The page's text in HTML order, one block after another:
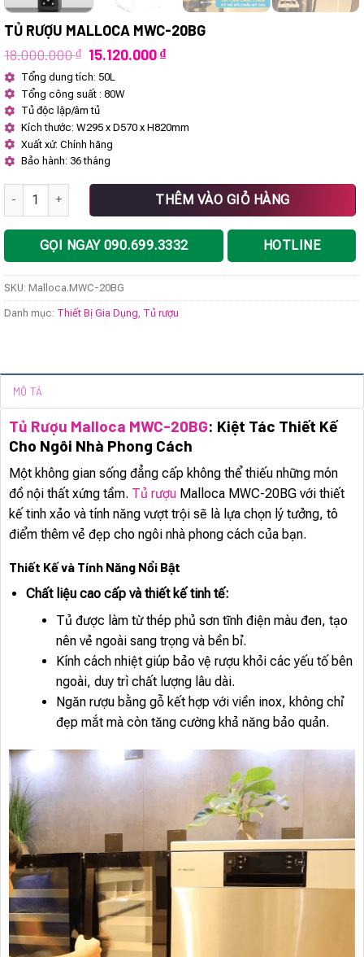
TỦ RƯỢU MALLOCA MWC-20BG
18.000.000₫ Giá
gốc
là:
18.000.000 ₫.
15.120.000₫Giá
Tổng dung tích: 50L
Tổng công suất : 80W
Tủ độc lập/âm tủ
Kích thước: W295 x D570 x H820mm
Xuất xứ: Chính hãng
Bảo hành: 36 tháng
Tủ rượu Malloca MWC-20BG số lượngTHÊM VÀO GIỎ HÀNG
GỌI NGAY 090.699.3332 HOTLINE
SKU: Malloca.MWC-20BG
Danh mục: Thiết Bị Gia Dụng Tủ rượu
MÔ TẢ
Tủ Rượu Malloca MWC-20BG: Kiệt Tác Thiết Kế
Cho Ngôi Nhà Phong Cách
Một không gian sống đẳng cấp không thể thiếu những món
đồ nội thất xứng tầm. Tủ rượu Malloca MWC-20BG với thiết
kế tinh xảo và tính năng vượt trội sẽ là lựa chọn lý tưởng, tô
điểm thêm vẻ đẹp cho ngôi nhà phong cách của bạn.
Thiết Kế và Tính Năng Nổi Bật
Chất liệu cao cấp và thiết kế tinh tế:
Tủ được làm từ thép phủ sơn tĩnh điện màu đen, tạo
nên vẻ ngoài sang trọng và bền bỉ.
Kính cách nhiệt giúp bảo vệ rượu khỏi các yếu tố bên
ngoài, duy trì chất lượng lâu dài.
Ngăn rượu bằng gỗ kết hợp với viền inox, không chỉ
đẹp mắt mà còn tăng cường khả năng bảo quản.